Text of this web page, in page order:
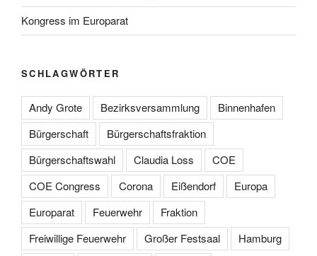
Kongress im Europarat
SCHLAGWÖRTER
Andy Grote Bezirksversammlung
Binnenhafen
Bürgerschaft
Bürgerschaftsfraktion
Bürgerschaftswahl
Claudia Loss
COE
COE Congress
Corona Eißendorf
Europa
Europarat
Feuerwehr
Fraktion
Freiwillige Feuerwehr
Großer Festsaal
Hamburg